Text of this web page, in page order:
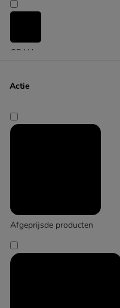
GRAU
Hansepet
Actie
Afgeprijsde producten